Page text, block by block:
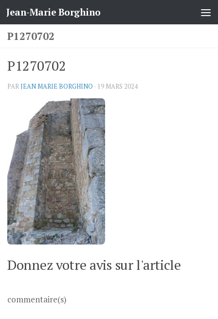
Skip to content
Jean-Marie Borghino
P1270702
P1270702
PARJEAN MARIE BORGHINO · 19 MARS 2024
Donnez votre avis sur l'article
commentaire(s)